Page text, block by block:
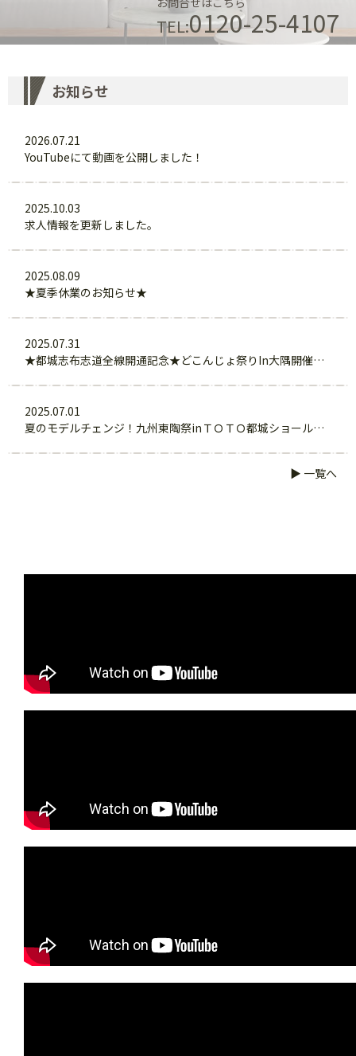
TEL:0120-25-4107
お知らせ
2026.07.21
YouTubeにて動画を公開しました！
2025.10.03
求人情報を更新しました。
2025.08.09
★夏季休業のお知らせ★
2025.07.31
★都城志布志道全線開通記念★どこんじょ祭りIn大隅開催のお知らせ
2025.07.01
夏のモデルチェンジ！九州東陶祭inＴＯＴＯ都城ショールーム開催中
▶ 一覧へ